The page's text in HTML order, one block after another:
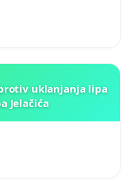
uklanjanja lipa
Jelačića